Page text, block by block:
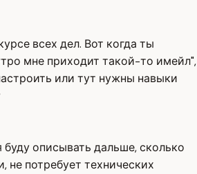
всех дел. Вот когда ты
мне приходит такой-то имейл",
или тут нужны навыки
буду описывать дальше, сколько
не потребует технических